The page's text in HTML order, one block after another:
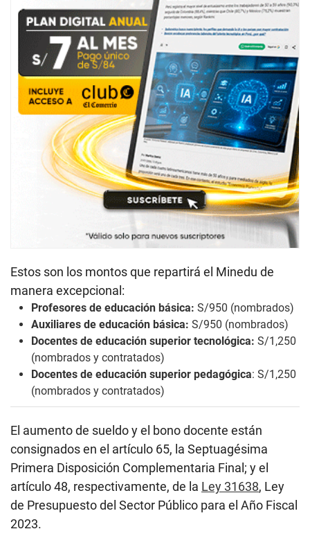
Estos son los montos que repartirá el Minedu de
manera excepcional:
Profesores de educación básica: S/950 (nombrados)
Auxiliares de educación básica: S/950 (nombrados)
Docentes de educación superior tecnológica: S/1,250
(nombrados y contratados)
Docentes de educación superior pedagógica: S/1,250
(nombrados y contratados)
El aumento de sueldo y el bono docente están
consignados en el artículo 65, la Septuagésima
Primera Disposición Complementaria Final; y el
artículo 48, respectivamente, de la Ley 31638, Ley
de Presupuesto del Sector Público para el Año Fiscal
2023.